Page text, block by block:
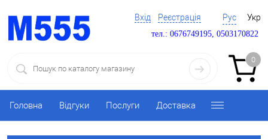
Вхід Реєстрація Рус Укр
тел.: 0676749195, 0503170822
0
Головна Відгуки Послуги Доставка